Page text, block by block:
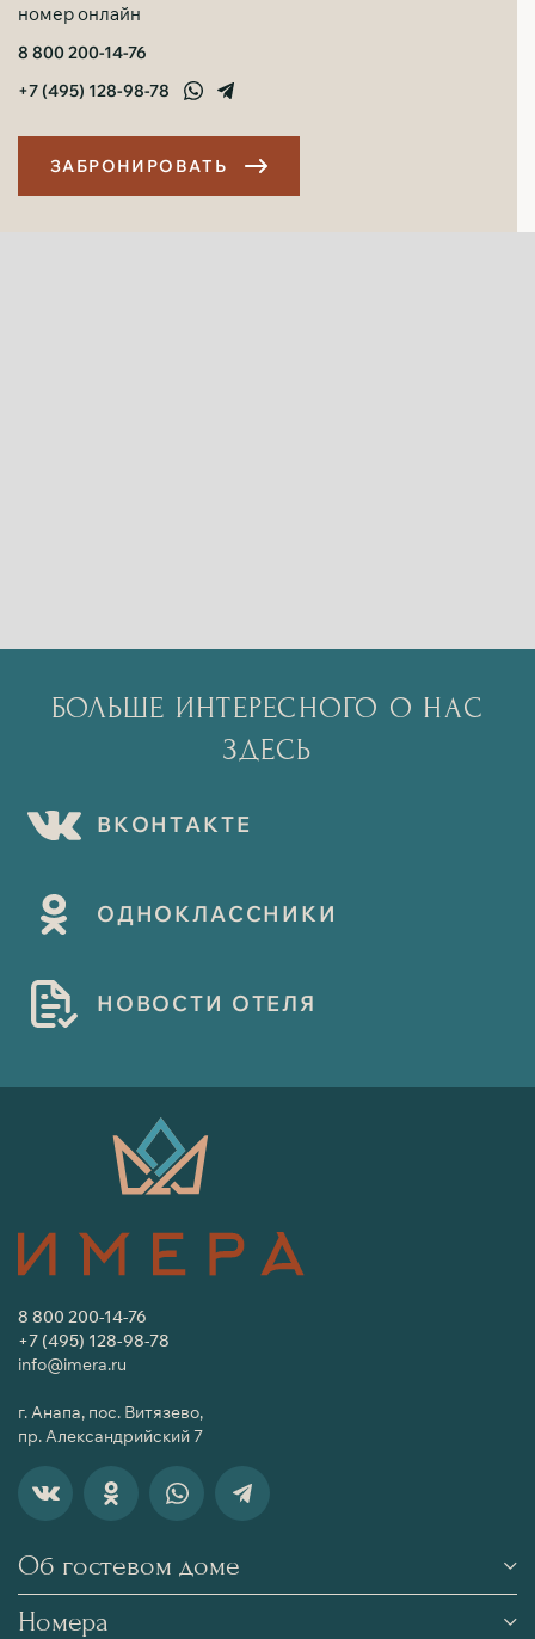
номер онлайн
8 800 200-14-76
+7 (495) 128-98-78
ЗАБРОНИ РО ВАТ Ь
БОЛЬШЕ ИНТЕРЕСНОГО О НАС
ЗДЕСЬ
ВКОНТАКТЕ
ОДНОКЛАССН И КИ
Н ОВОСТИ ОТЕЛЯ
8 800 200-14-76
+7 (495) 128-98-78
info@imera.ru
г. Анапа, пос. Витязево,
пр. Александрийский 7
Об гостевом доме
Номера